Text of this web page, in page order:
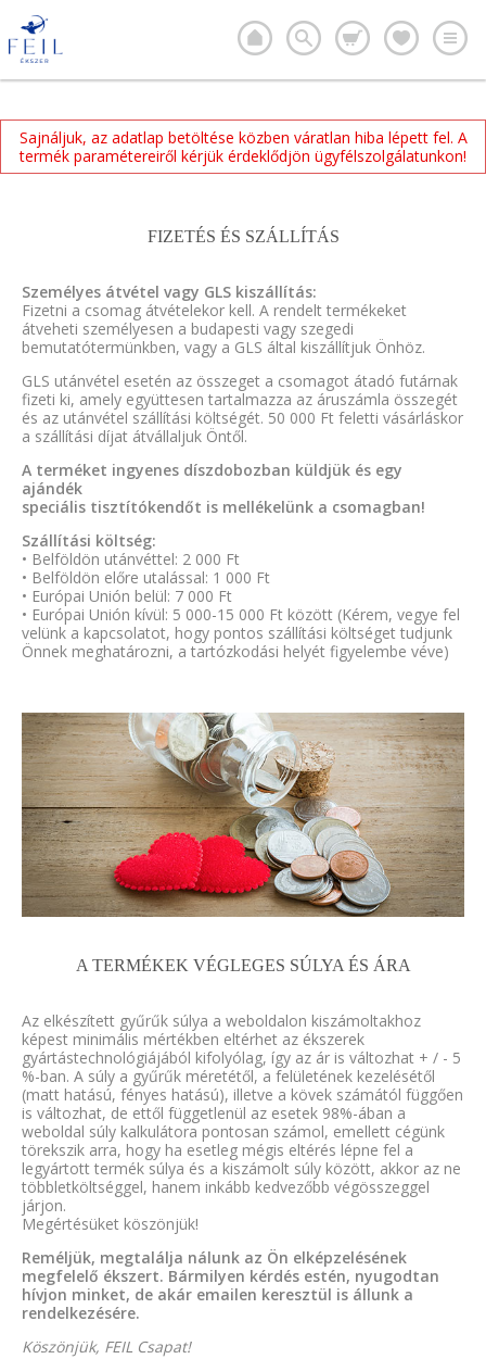
Sajnáljuk, az adatlap betöltése közben váratlan hiba lépett fel. A
termék paramétereiről kérjük érdeklődjön ügyfélszolgálatunkon!
FIZETÉS ÉS SZÁLLÍTÁS
Személyes átvétel vagy GLS kiszállítás:
Fizetni a csomag átvételekor kell. A rendelt termékeket
átveheti személyesen a budapesti vagy szegedi
bemutatótermünkben, vagy a GLS által kiszállítjuk Önhöz.
GLS utánvétel esetén az összeget a csomagot átadó futárnak
fizeti ki, amely együttesen tartalmazza az áruszámla összegét
és az utánvétel szállítási költségét. 50 000 Ft feletti vásárláskor
a szállítási díjat átvállaljuk Öntől.
A terméket ingyenes díszdobozban küldjük és egy
ajándék
speciális tisztítókendőt is mellékelünk a csomagban!
Szállítási költség:
• Belföldön utánvéttel: 2 000 Ft
• Belföldön előre utalással: 1 000 Ft
• Európai Unión belül: 7 000 Ft
• Európai Unión kívül: 5 000-15 000 Ft között (Kérem, vegye fel
velünk a kapcsolatot, hogy pontos szállítási költséget tudjunk
Önnek meghatározni, a tartózkodási helyét figyelembe véve)
A TERMÉKEK VÉGLEGES SÚLYA ÉS ÁRA
Az elkészített gyűrűk súlya a weboldalon kiszámoltakhoz
képest minimális mértékben eltérhet az ékszerek
gyártástechnológiájából kifolyólag, így az ár is változhat + / - 5
%-ban. A súly a gyűrűk méretétől, a felületének kezelésétől
(matt hatású, fényes hatású), illetve a kövek számától függően
is változhat, de ettől függetlenül az esetek 98%-ában a
weboldal súly kalkulátora pontosan számol, emellett cégünk
törekszik arra, hogy ha esetleg mégis eltérés lépne fel a
legyártott termék súlya és a kiszámolt súly között, akkor az ne
többletköltséggel, hanem inkább kedvezőbb végösszeggel
járjon.
Megértésüket köszönjük!
Reméljük, megtalálja nálunk az Ön elképzelésének
megfelelő ékszert. Bármilyen kérdés estén, nyugodtan
hívjon minket, de akár emailen keresztül is állunk a
rendelkezésére.
Köszönjük, FEIL Csapat!